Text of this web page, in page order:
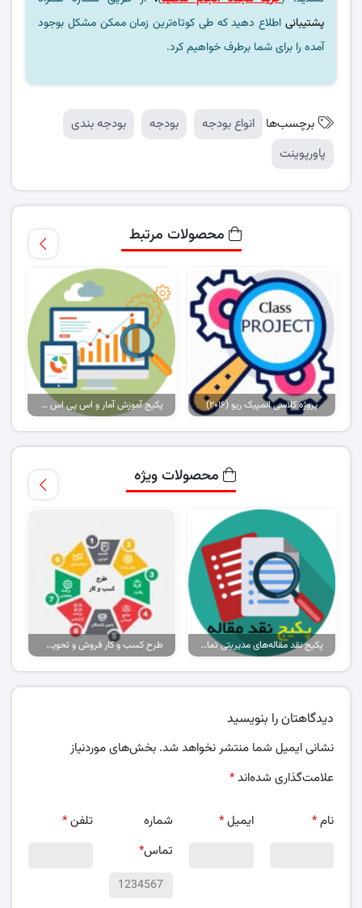
پشتیبانی اطلاع دهید که طی کوتاه‌ترین زمان ممکن مشکل بوجود
آمده را برای شما برطرف خواهیم کرد.
برچسب‌ها انواع بودجه بودجه
بودجه بندی
پاورپوینت
محصولات مرتبط
پروژه کلاسی المپیک ریو (۲۰۱۶) پکیج آموزش آمار و اس پی اس اس (spss) در علوم مختلف
محصولات ویژه
پکیج نقد مقاله‌های مدیریتی تمام گرایش‌ها طرح کسب و کار فروش و تحویل پیتزا در ایران
دیدگاهتان را بنویسید
نشانی ایمیل شما منتشر نخواهد شد. بخش‌های موردنیاز
علامت‌گذاری شده‌اند*
نام* ایمیل*
شماره
تماس*
تلفن*